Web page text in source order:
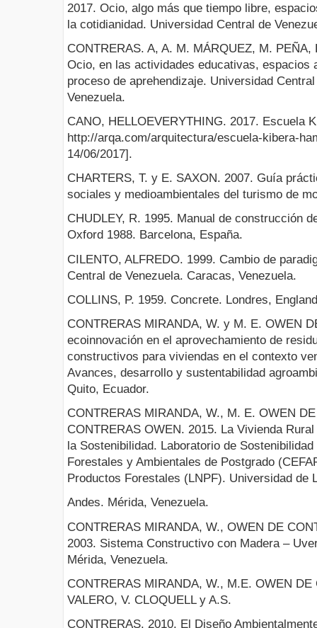
2017. Ocio, algo más que tiempo libre,
la cotidianidad. Universidad Central de
CONTRERAS. A, A. M. MÁRQUEZ, M.
Ocio, en las actividades educativas, espacios
proceso de aprehendizaje. Universidad
Venezuela.
CANO, HELLOEVERYTHING. 2017. Escuela
http://arqa.com/arquitectura/escuela-kibera-
14/06/2017].
CHARTERS, T. y E. SAXON. 2007. Guía
sociales y medioambientales del turismo de
CHUDLEY, R. 1995. Manual de construcción
Oxford 1988. Barcelona, España.
CILENTO, ALFREDO. 1999. Cambio de
Central de Venezuela. Caracas, Venezuela.
COLLINS, P. 1959. Concrete. Londres,
CONTRERAS MIRANDA, W. y M. E. OWEN
ecoinnovación en el aprovechamiento de
constructivos para viviendas en el contexto
Avances, desarrollo y sustentabilidad
Quito, Ecuador.
CONTRERAS MIRANDA, W., M. E. OWEN
CONTRERAS OWEN. 2015. La Vivienda
la Sostenibilidad. Laboratorio de
Forestales y Ambientales de Postgrado
Productos Forestales (LNPF). Universidad de
Andes. Mérida, Venezuela.
CONTRERAS MIRANDA, W., OWEN DE
2003. Sistema Constructivo con Madera –
Mérida, Venezuela.
CONTRERAS MIRANDA, W., M.E. OWEN
VALERO, V. CLOQUELL y A.S.
CONTRERAS. 2010. El Diseño